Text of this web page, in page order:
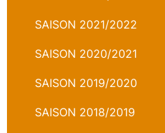
SAISON 2021/2022
SAISON 2020/2021
SAISON 2019/2020
SAISON 2018/2019